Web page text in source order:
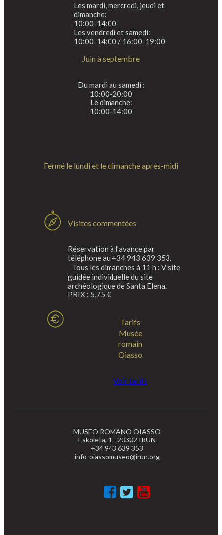
Les mardi, mercredi, jeudi et
dimanche:
10:00-14:00
Les vendredi et samedi:
10:00-14:00 / 16:00-19:00
Juin à septembre
Du mardi au samedi :
10:00-20:00
Le dimanche:
10:00-14:00
Fermé le lundi et le dimanche après-midi
Visites commentées
Réservation à l'avance par
téléphone au +34 943 639 353.
Tous les dimanches à 11 h : Visite
guidée individuelle du site
archéologique de Santa Elena.
PRIX : 5,75 €
Tarifs
Musée
romain
Oiasso
Voir tarifs
MUSEO ROMANO OIASSO
Eskoleta, 1 - 20302 IRUN
+34 943 639 353
info-oiassomuseo@irun.org